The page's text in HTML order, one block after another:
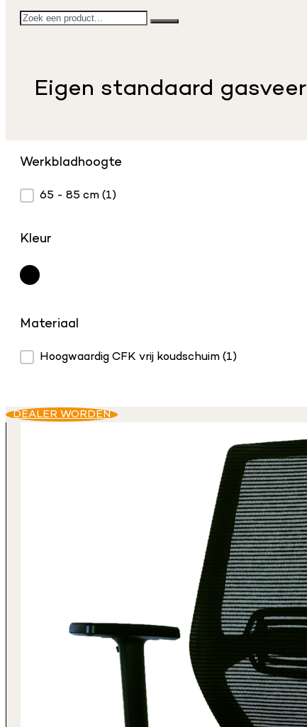
Zoeken
Eigen standaard gasveer
Werkbladhoogte
Werkbladhoogte
65 - 85 cm(1)
Kleur
Kleur
Zwart(1)
Materiaal
Materiaal
Hoogwaardig CFK vrij koudschuim(1)
DEALER WORDEN